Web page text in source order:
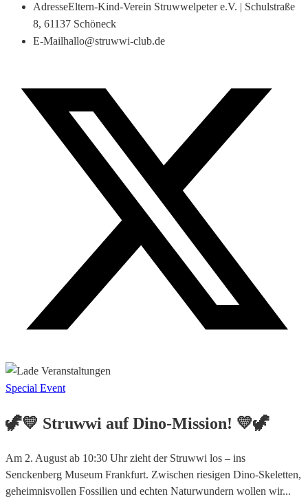
AdresseEltern-Kind-Verein Struwwelpeter e.V. | Schulstraße
8, 61137 Schöneck
E-Mailhallo@struwwi-club.de
Special Event
🦖💛 Struwwi auf Dino‑Mission! 💛🦖
Am 2. August ab 10:30 Uhr zieht der Struwwi los – ins
Senckenberg Museum Frankfurt. Zwischen riesigen Dino‑Skeletten,
geheimnisvollen Fossilien und echten Naturwundern wollen wir...